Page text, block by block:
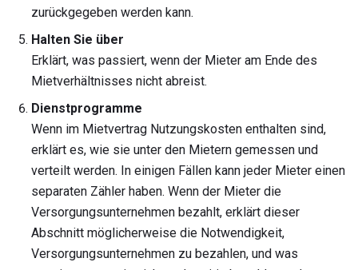
zurückgegeben werden kann.
Halten Sie über
Erklärt, was passiert, wenn der Mieter am Ende des
Mietverhältnisses nicht abreist.
Dienstprogramme
Wenn im Mietvertrag Nutzungskosten enthalten sind,
erklärt es, wie sie unter den Mietern gemessen und
verteilt werden. In einigen Fällen kann jeder Mieter einen
separaten Zähler haben. Wenn der Mieter die
Versorgungsunternehmen bezahlt, erklärt dieser
Abschnitt möglicherweise die Notwendigkeit,
Versorgungsunternehmen zu bezahlen, und was